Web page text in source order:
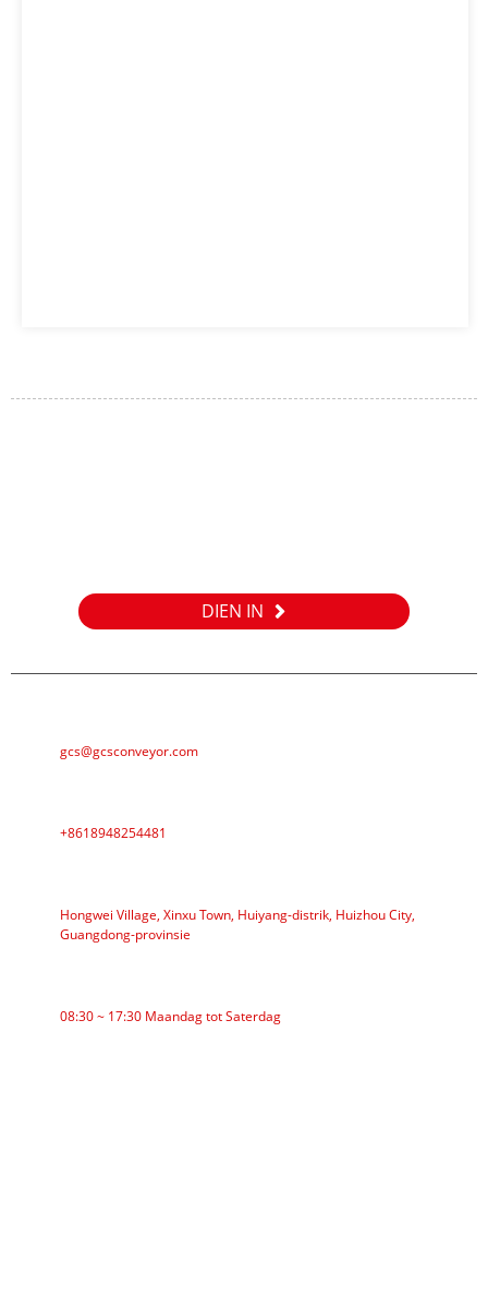
DIEN IN
gcs@gcsconveyor.com
+8618948254481
Hongwei Village, Xinxu Town, Huiyang-distrik, Huizhou City,
Guangdong-provinsie
08:30 ~ 17:30 Maandag tot Saterdag